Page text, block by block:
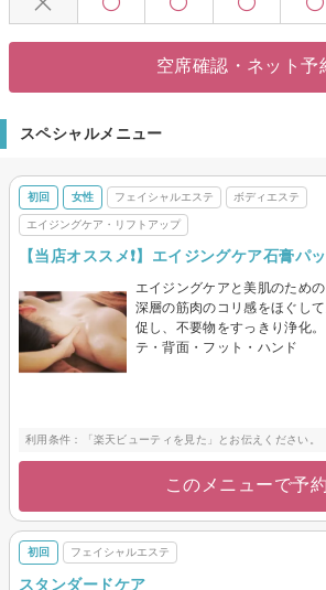
「癒しの小部屋」では、丁寧なカウンセリングで、
お任せ出来ます♪♪ぜひ、この機会に「癒しの小部屋
ロジェクトを始めてみませんか？？？
空席確認・ネット予
スペシャルメニュー
初回 女性 フェイシャルエステ ボディエステ
エイジングケア・リフトアップ
【当店オススメ❗️】エイジングケア石膏パ
エイジングケアと美肌のため
深層の筋肉のコリ感をほぐし
促し、不要物をすっきり浄化
テ・背面・フット・ハンド
利用条件：「楽天ビューティを見た」とお伝えください。
このメニューで予約
初回 フェイシャルエステ
スタンダードケア